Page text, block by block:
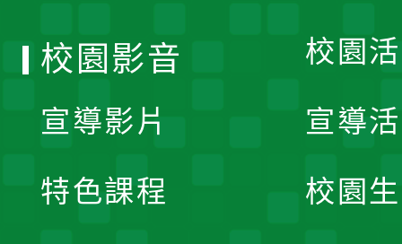
校園
宣導
校園
校園影音
宣導影片
特色課程